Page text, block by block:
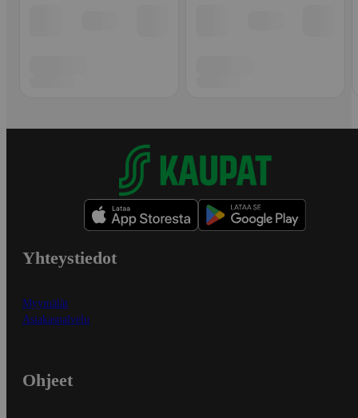
Yhteystiedot
Myymälät
Asiakaspalvelu
Ohjeet